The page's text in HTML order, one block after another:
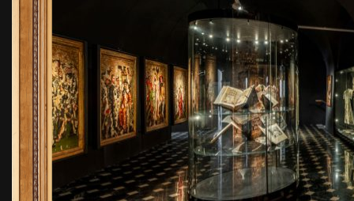
kolekcję cennych eksponatów związanych z
800-letnią działalnością Zakonu
Kaznodziejskiego na terenie Polski. Dominikanie
obecni są w Krakowie nieprzerwanie od roku
1222, kiedy to św. Jacek założył w tym miejscu
nowy dom zakonny.
dowiedz się więcej